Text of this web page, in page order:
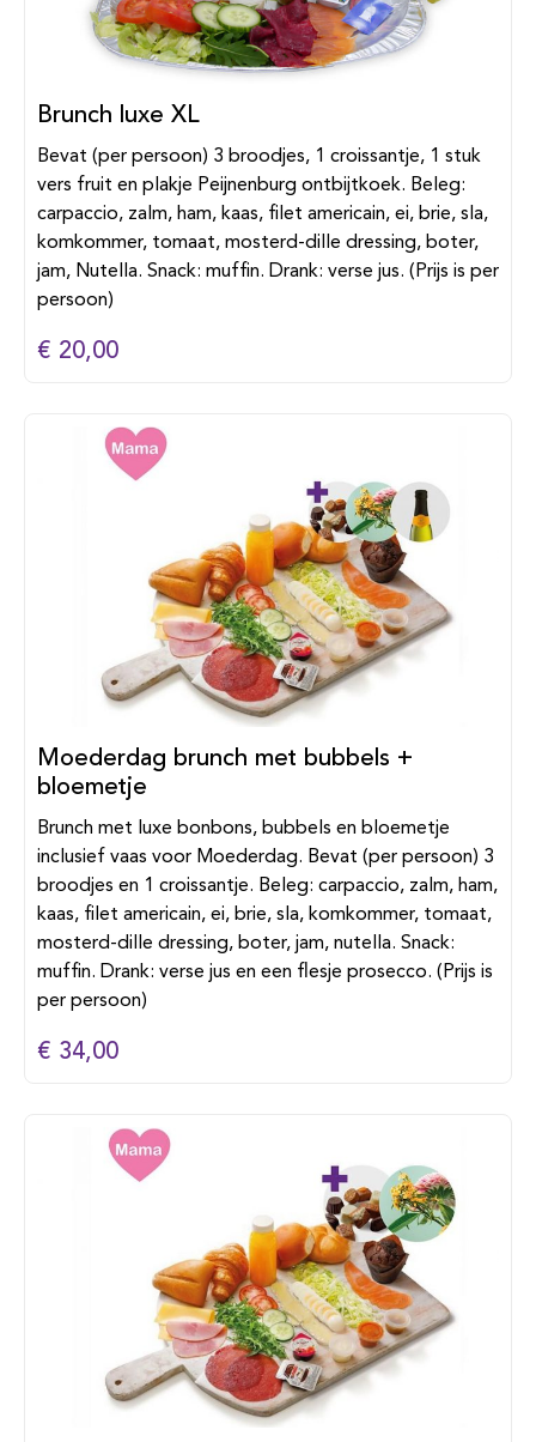
Brunch luxe XL
Bevat (per persoon) 3 broodjes, 1 croissantje, 1 stuk
vers fruit en plakje Peijnenburg ontbijtkoek. Beleg:
carpaccio, zalm, ham, kaas, filet americain, ei, brie, sla,
komkommer, tomaat, mosterd-dille dressing, boter,
jam, Nutella. Snack: muffin. Drank: verse jus. (Prijs is per
persoon)
€ 20,00
Moederdag brunch met bubbels +
bloemetje
Brunch met luxe bonbons, bubbels en bloemetje
inclusief vaas voor Moederdag. Bevat (per persoon) 3
broodjes en 1 croissantje. Beleg: carpaccio, zalm, ham,
kaas, filet americain, ei, brie, sla, komkommer, tomaat,
mosterd-dille dressing, boter, jam, nutella. Snack:
muffin. Drank: verse jus en een flesje prosecco. (Prijs is
per persoon)
€ 34,00